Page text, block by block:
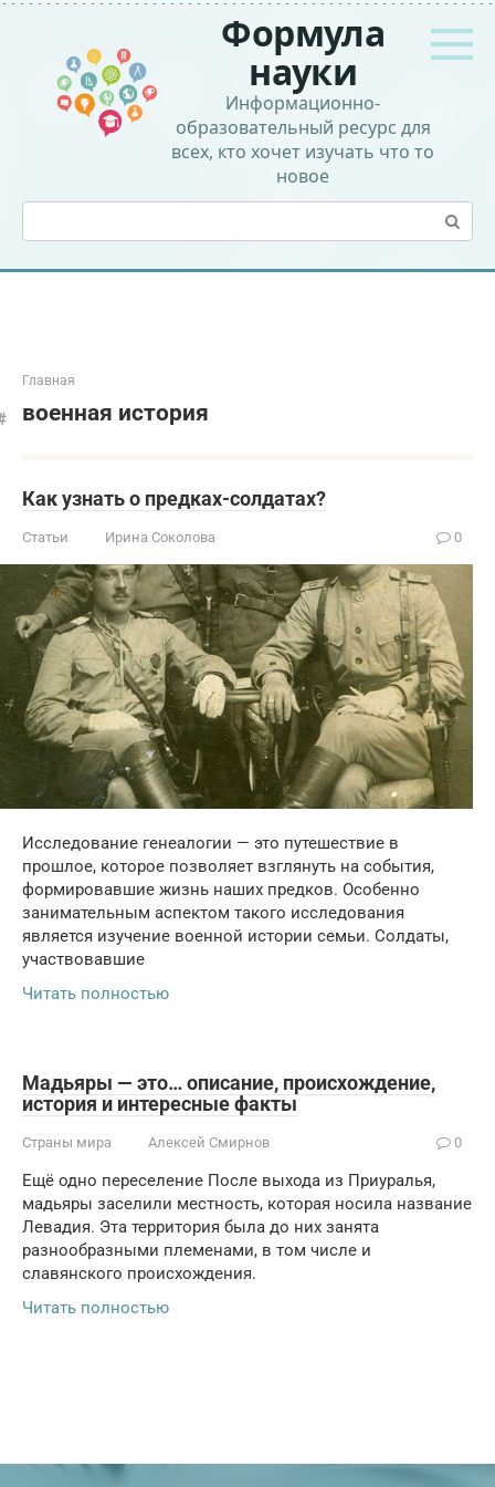
Перейти
контенту
Формула
науки
Информационно-
образовательный ресурс для
всех, кто хочет изучать что то
новое
Поиск:
Главная
военная история
Как узнать о предках-солдатах?
Статьи Ирина Соколова 0
Исследование генеалогии — это путешествие в
прошлое, которое позволяет взглянуть на события,
формировавшие жизнь наших предков. Особенно
занимательным аспектом такого исследования
является изучение военной истории семьи. Солдаты,
участвовавшие
Читать полностью
Мадьяры — это… описание, происхождение,
история и интересные факты
Страны мира Алексей Смирнов 0
Ещё одно переселение После выхода из Приуралья,
мадьяры заселили местность, которая носила название
Левадия. Эта территория была до них занята
разнообразными племенами, в том числе и
славянского происхождения.
Читать полностью